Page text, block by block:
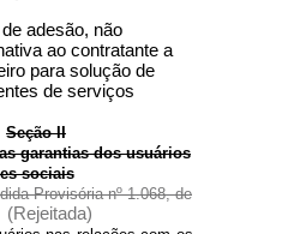
adesão, não
ao contratante a
para solução de
de serviços
Seção II
garantias dos usuários
sociais
Provisória nº 1.068, de
(Rejeitada)